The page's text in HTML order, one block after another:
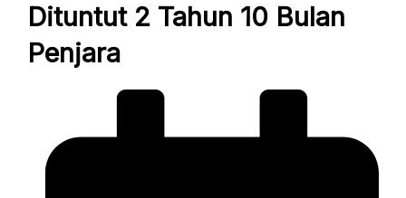
Dituntut 2 Tahun 10 Bulan
Penjara